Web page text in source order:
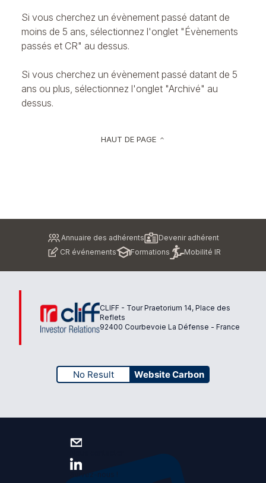
Si vous cherchez un évènement passé datant de
moins de 5 ans, sélectionnez l'onglet "Évènements
passés et CR" au dessus.
Si vous cherchez un évènement passé datant de 5
ans ou plus, sélectionnez l'onglet "Archivé" au
dessus.
HAUT DE PAGE keyboard_arrow_up
Annuaire des adhérents
Devenir adhérent
CR événements
Formations Mobilité IR
CLIFF - Tour Praetorium 14, Place des
Reflets
92400 Courbevoie La Défense - France
No Result Website Carbon